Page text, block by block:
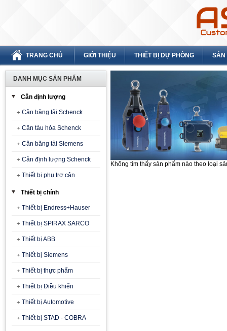
TRANG CHỦ GIỚI THIỆU THIẾT BỊ DỰ PHÒNG SẢN
DANH MỤC SẢN PHẨM
Cân định lượng
Cân băng tải Schenck
Cân tàu hỏa Schenck
Cân băng tải Siemens
Cân định lượng Schenck
Thiết bị phụ trợ cân
Thiết bị chính
Thiết bị Endress+Hauser
Thiết bị SPIRAX SARCO
Thiết bị ABB
Thiết bị Siemens
Thiết bị thực phẩm
Thiết bị Điều khiển
Thiết bị Automotive
Thiết bị STAD - COBRA
Không tìm thấy sản phẩm nào theo loại